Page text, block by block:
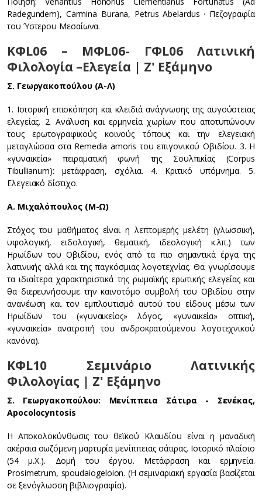
Radegundem), Carmina Burana, Petrus Abelardus · Πεζογραφία
του Ύστερου Μεσαίωνα.
ΚΦL06 – ΜΦL06- ΓΦL06 Λατινική
Φιλολογία –Ελεγεία | Ζ' Εξάμηνο
Σ. Γεωργακοπούλου (Α-Λ)
1. Ιστορική επισκόπηση και κλειδιά ανάγνωσης της αυγούστειας
ελεγείας. 2. Ανάλυση και ερμηνεία χωρίων που αποτυπώνουν
τους ερωτογραφικούς κοινούς τόπους και την ελεγειακή
μεταγλώσσα στα Remedia amoris του επιγονικού Οβιδίου. 3. Η
«γυναικεία» πειραματική φωνή της Σουλπικίας (Corpus
Tibullianum): μετάφραση, σχόλια. 4. Κριτικό υπόμνημα. 5.
Ελεγειακό δίστιχο.
Α. Μιχαλόπουλος (Μ-Ω)
Στόχος του μαθήματος είναι η λεπτομερής μελέτη (γλωσσική,
υφολογική, ειδολογική, θεματική, ιδεολογική κ.λπ.) των
Ηρωίδων του Οβιδίου, ενός από τα πιο σημαντικά έργα της
λατινικής αλλά και της παγκόσμιας λογοτεχνίας. Θα γνωρίσουμε
τα ιδιαίτερα χαρακτηριστικά της ρωμαϊκής ερωτικής ελεγείας και
θα διερευνήσουμε την καινοτόμο συμβολή του Οβιδίου στην
ανανέωση και τον εμπλουτισμό αυτού του είδους μέσω των
Ηρωίδων του («γυναικείος» λόγος, «γυναικεία» οπτική,
«γυναικεία» ανατροπή του ανδροκρατούμενου λογοτεχνικού
κανόνα).
ΚΦL10 Σεμινάριο Λατινικής
Φιλολογίας | Ζ' Εξάμηνο
Σ. Γεωργακοπούλου: Μενίππεια Σάτιρα - Σενέκας,
Apocolocyntosis
Η Αποκολοκύνθωσις του θεϊκού Κλαυδίου είναι η μοναδική
ακέραια σωζόμενη μαρτυρία μενίππειας σάτιρας. Ιστορικό πλαίσιο
(54 μ.Χ.). Δομή του έργου. Μετάφραση και ερμηνεία.
Prosimetrum, spoudaiogeloion. (Η σεμιναριακή εργασία βασίζεται
σε ξενόγλωσση βιβλιογραφία).